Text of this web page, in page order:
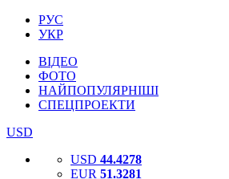
РУС
УКР
ВІДЕО
ФОТО
НАЙПОПУЛЯРНІШІ
СПЕЦПРОЕКТИ
USD
USD 44.4278
EUR 51.3281